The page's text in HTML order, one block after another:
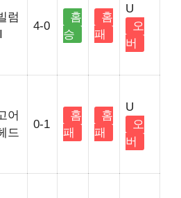
럼
4-0
홈
승
홈
패
U
오
버
어
드
0-1
홈
패
홈
패
U
오
버